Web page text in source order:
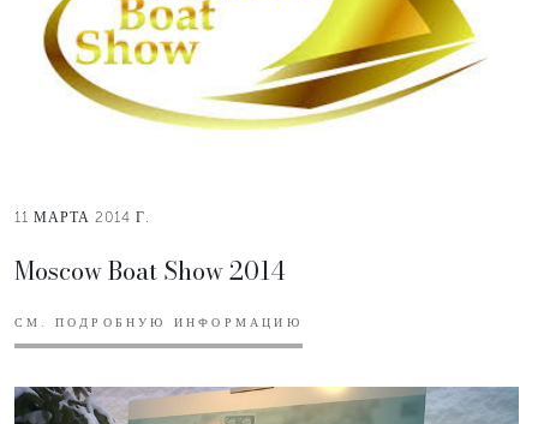
11 МАРТА 2014 Г.
Moscow Boat Show 2014
СМ. ПОДРОБНУЮ ИНФОРМАЦИЮ